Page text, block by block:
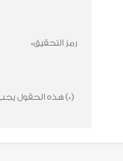
رمز التحقيق*
(*)هذه الحقول يجب